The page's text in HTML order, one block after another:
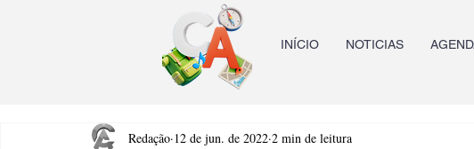
INÍCIO NOTICIAS
Redação 12 de jun. de 2022 2 min de leitura